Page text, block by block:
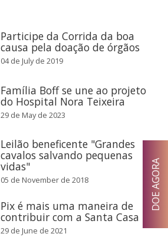
Participe da Corrida da boa
causa pela doação de órgãos
04 de July de 2019
Família Boff se une ao projeto
do Hospital Nora Teixeira
29 de May de 2023
Leilão beneficente "Grandes
cavalos salvando pequenas
vidas"
05 de November de 2018
Pix é mais uma maneira de
contribuir com a Santa Casa
29 de June de 2021
DOE AGORA